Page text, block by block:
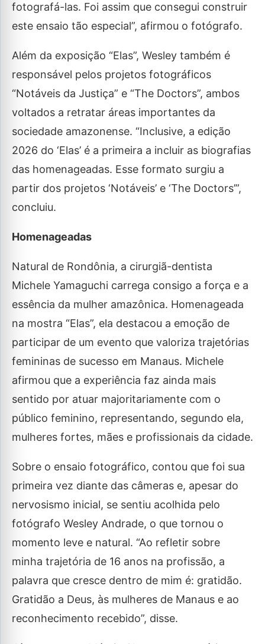
fotografá-las. Foi assim que consegui construir
este ensaio tão especial”, afirmou o fotógrafo.
Além da exposição “Elas”, Wesley também é
responsável pelos projetos fotográficos
“Notáveis da Justiça” e “The Doctors”, ambos
voltados a retratar áreas importantes da
sociedade amazonense. “Inclusive, a edição
2026 do ‘Elas’ é a primeira a incluir as biografias
das homenageadas. Esse formato surgiu a
partir dos projetos ‘Notáveis’ e ‘The Doctors’”,
concluiu.
Homenageadas
Natural de Rondônia, a cirurgiã-dentista
Michele Yamaguchi carrega consigo a força e a
essência da mulher amazônica. Homenageada
na mostra “Elas”, ela destacou a emoção de
participar de um evento que valoriza trajetórias
femininas de sucesso em Manaus. Michele
afirmou que a experiência faz ainda mais
sentido por atuar majoritariamente com o
público feminino, representando, segundo ela,
mulheres fortes, mães e profissionais da cidade.
Sobre o ensaio fotográfico, contou que foi sua
primeira vez diante das câmeras e, apesar do
nervosismo inicial, se sentiu acolhida pelo
fotógrafo Wesley Andrade, o que tornou o
momento leve e natural. “Ao refletir sobre
minha trajetória de 16 anos na profissão, a
palavra que cresce dentro de mim é: gratidão.
Gratidão a Deus, às mulheres de Manaus e ao
reconhecimento recebido”, disse.